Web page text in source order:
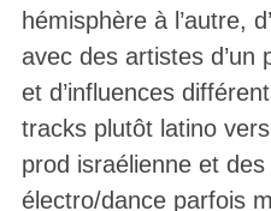
hémisphère à l’autre,
avec des artistes d’un
et d’influences
tracks plutôt latino
prod israélienne et
électro/dance parfois